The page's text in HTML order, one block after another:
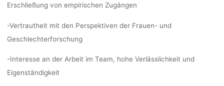
Erschließung von empirischen Zugängen
-Vertrautheit mit den Perspektiven der Frauen- und
Geschlechterforschung
-Interesse an der Arbeit im Team, hohe Verlässlichkeit und
Eigenständigkeit